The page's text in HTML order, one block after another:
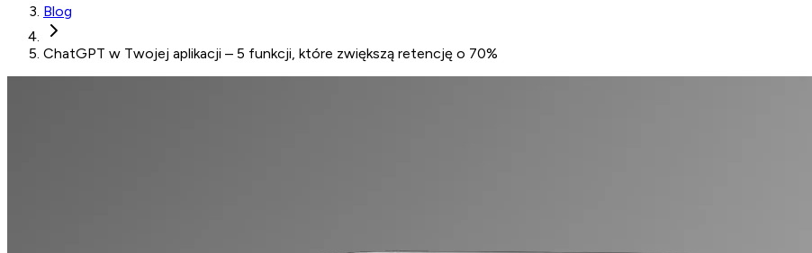
Blog
ChatGPT w Twojej aplikacji – 5 funkcji, które zwiększą retencję o 70%